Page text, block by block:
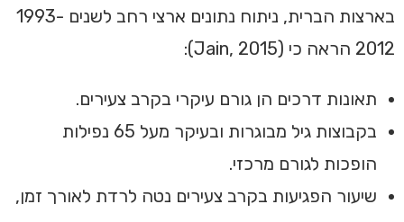
בארצות הברית, ניתוח נתונים ארצי רחב לשנים 1993-
2012 הראה כי (Jain, 2015):
תאונות דרכים הן גורם עיקרי בקרב צעירים.
בקבוצות גיל מבוגרות ובעיקר מעל 65 נפילות
הופכות לגורם מרכזי.
שיעור הפגיעות בקרב צעירים נטה לרדת לאורך זמן,